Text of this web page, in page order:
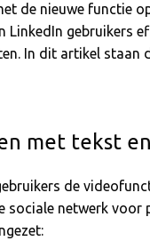
de nieuwe functie
LinkedIn gebruikers
. In dit artikel staan
met tekst
de
sociale netwerk